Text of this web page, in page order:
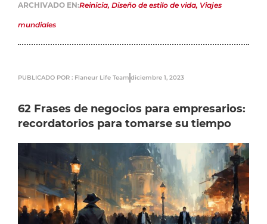
ARCHIVADO EN:Reinicia, Diseño de estilo de vida, Viajes
mundiales
PUBLICADO POR : Flaneur Life Team diciembre 1, 2023
62 Frases de negocios para empresarios:
recordatorios para tomarse su tiempo